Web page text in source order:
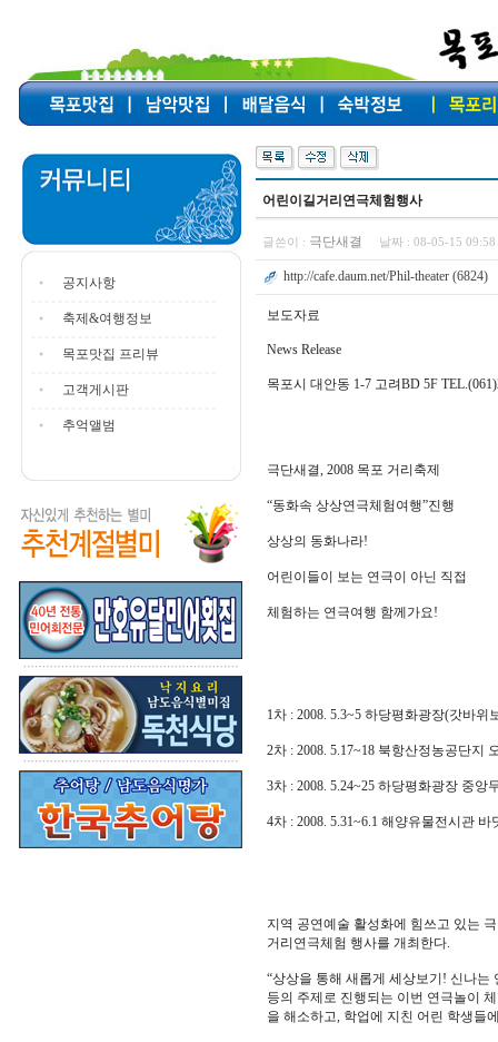
공지사항
축제&여행정보
목포맛집 프리뷰
고객게시판
추억앨범
어린이길거리연극체험행사
글쓴이 : 극단새결 날짜 : 08-05-15
http://cafe.daum.net/Phil-theater (6824)
보도자료
News Release
목포시 대안동 1-7 고려BD 5F
극단새결, 2008 목포 거리축제
“동화속 상상연극체험여행”진행
상상의 동화나라!
어린이들이 보는 연극이 아닌 직접
체험하는 연극여행 함께가요!
1차 : 2008. 5.3~5 하당평화광장(갓바위
2차 : 2008. 5.17~18 북항산정농공단지
3차 : 2008. 5.24~25 하당평화광장 중앙
4차 : 2008. 5.31~6.1 해양유물전시관
지역 공연예술 활성화에 힘쓰고 있는
거리연극체험 행사를 개최한다.
“상상을 통해 새롭게 세상보기! 신나는
등의 주제로 진행되는 이번 연극놀이
을 해소하고, 학업에 지친 어린 학생들